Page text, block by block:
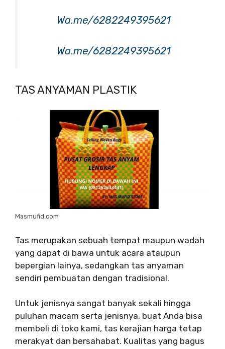
Wa.me/6282249395621
Wa.me/6282249395621
TAS ANYAMAN PLASTIK
Masmufid.com
Tas merupakan sebuah tempat maupun wadah
yang dapat di bawa untuk acara ataupun
bepergian lainya, sedangkan tas anyaman
sendiri pembuatan dengan tradisional.
Untuk jenisnya sangat banyak sekali hingga
puluhan macam serta jenisnya, buat Anda bisa
membeli di toko kami, tas kerajian harga tetap
merakyat dan bersahabat. Kualitas yang bagus